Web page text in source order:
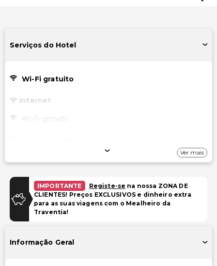
Serviços do Hotel
Wi-Fi gratuito
Internet
Wi-Fi gratuito
Ver mais
IMPORTANTE Registe-se na nossa ZONA DE
CLIENTES! Preços EXCLUSIVOS e dinheiro extra
para as suas viagens com o Mealheiro da
Traventia!
Informação Geral